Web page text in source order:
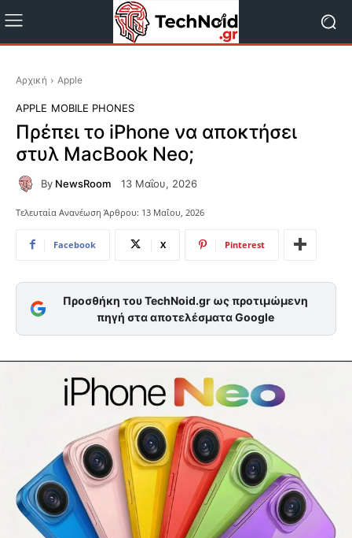
Αρχική Apple
APPLE MOBILE PHONES
Πρέπει το iPhone να αποκτήσει
στυλ MacBook Neo;
By NewsRoom 13 Μαΐου, 2026
Τελευταία Ανανέωση Άρθρου: 13 Μαΐου, 2026
Facebook X Pinterest
Προσθήκη του TechNoid.gr ως προτιμώμενη
πηγή στα αποτελέσματα Google